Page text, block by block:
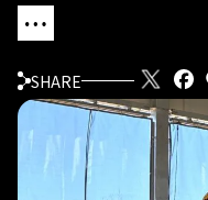
…
SHARE